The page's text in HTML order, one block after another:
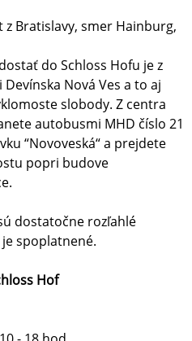
z Bratislavy, smer Hainburg,
do Schloss Hofu je z
Nová Ves a to aj
slobody. Z centra
autobusmi MHD číslo 21
“Novoveská“ a prejdete
popri budove
.
dostatočne rozľahlé
spoplatnené.
Hof